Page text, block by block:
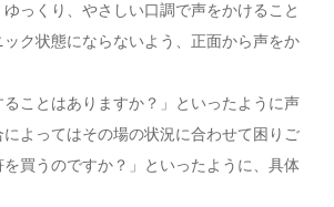
ゆっくり、やさしい口調で声をかけること
ック状態にならないよう、正面から声をか
ることはありますか？」といったように声
よってはその場の状況に合わせて困りご
買うのですか？」といったように、具体